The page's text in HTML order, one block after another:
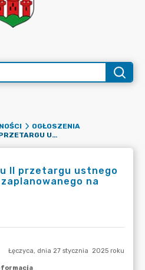
OGŁOSZENIA
INFORMACJA O WYNIKU II PRZETARGU USTNEGO NIEOGRANICZONEGO, ZAPLANOWANEGO NA DZIEŃ 17.01.2025R.
II przetargu ustnego
na